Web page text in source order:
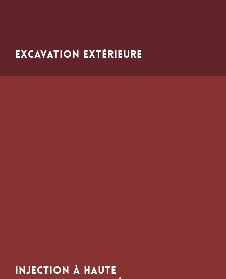
Excavation extérieure
Injection à haute